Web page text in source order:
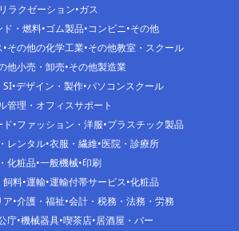
ラクゼーション ガス
ド・燃料 ゴム製品 コンビニ その他
その他の化学工業 その他教室・スクール
他小売・卸売 その他製造業
SI デザイン・製作 パソコンスクール
管理・オフィスサポート
ド ファッション・洋服 プラスチック製品
レンタル 衣服・繊維 医院・診療所
化粧品 一般機械 印刷
飼料 運輸 運輸付帯サービス 化粧品
ア 介護・福祉 会計・税務・法務・労務
庁 機械器具 喫茶店 居酒屋・バー